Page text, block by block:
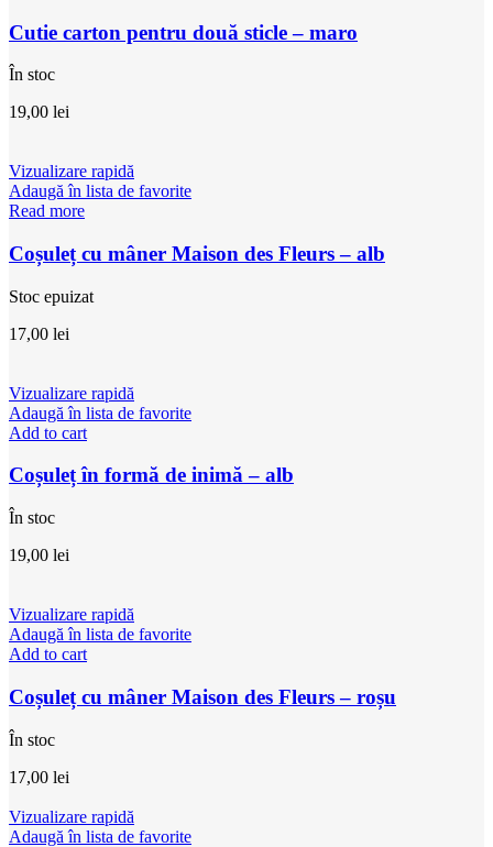
Cutie carton pentru două sticle – maro
În stoc
19,00 lei
Vizualizare rapidă
Adaugă în lista de favorite
Read more
Coșuleț cu mâner Maison des Fleurs – alb
Stoc epuizat
17,00 lei
Vizualizare rapidă
Adaugă în lista de favorite
Add to cart
Coșuleț în formă de inimă – alb
În stoc
19,00 lei
Vizualizare rapidă
Adaugă în lista de favorite
Add to cart
Coșuleț cu mâner Maison des Fleurs – roșu
În stoc
17,00 lei
Vizualizare rapidă
Adaugă în lista de favorite